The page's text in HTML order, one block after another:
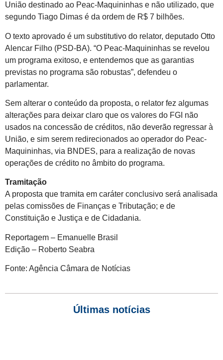
União destinado ao Peac-Maquininhas e não utilizado, que
segundo Tiago Dimas é da ordem de R$ 7 bilhões.
O texto aprovado é um substitutivo do relator, deputado Otto
Alencar Filho (PSD-BA). “O Peac-Maquininhas se revelou
um programa exitoso, e entendemos que as garantias
previstas no programa são robustas”, defendeu o
parlamentar.
Sem alterar o conteúdo da proposta, o relator fez algumas
alterações para deixar claro que os valores do FGI não
usados na concessão de créditos, não deverão regressar à
União, e sim serem redirecionados ao operador do Peac-
Maquininhas, via BNDES, para a realização de novas
operações de crédito no âmbito do programa.
Tramitação
A proposta que tramita em caráter conclusivo será analisada
pelas comissões de Finanças e Tributação; e de
Constituição e Justiça e de Cidadania.
Reportagem – Emanuelle Brasil
Edição – Roberto Seabra
Fonte: Agência Câmara de Notícias
Últimas notícias